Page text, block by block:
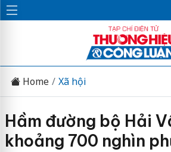
Home Xã hội
Hầm đường bộ Hải
khoảng 700 nghìn